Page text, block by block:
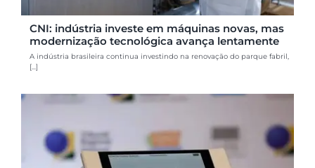
CNI: indústria investe em máquinas novas, mas
modernização tecnológica avança lentamente
A indústria brasileira continua investindo na renovação do parque fabril,
[...]